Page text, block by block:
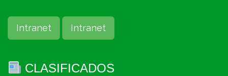
Intranet Intranet
CLASIFICADOS